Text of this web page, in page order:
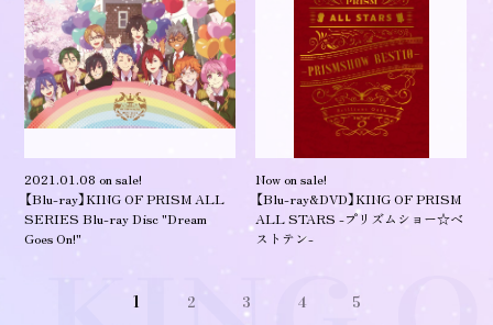
2021.01.08 on sale!
【Blu-ray】KING OF PRISM ALL
SERIES Blu-ray Disc "Dream
Goes On!"
Now on sale!
【Blu-ray&DVD】KING OF PRISM
ALL STARS -プリズムショー☆ベ
ストテン-
1 2 3 4 5